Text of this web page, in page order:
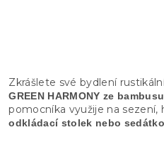
Zkrášlete své bydlení
GREEN HARMONY ze bambusu
pomocníka využije na sezení,
odkládací stolek nebo sedátko